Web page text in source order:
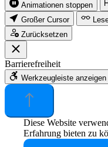
Animationen stoppen
Großer Cursor
Zurücksetzen
Barrierefreiheit
Werkzeugleiste anzeigen
Diese Website
Erfahrung bieten zu